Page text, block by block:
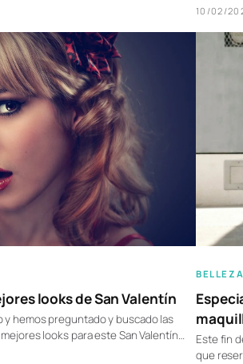
10/02/
looks de San Valentín
y hemos preguntado y buscado las
looks para este San Valentín…
Este fin
que